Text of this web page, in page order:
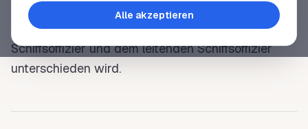
Bord
übernehmen kann. Der Schiffsoffizier ist
Angestellter einer Reederei, wobei zwischen dem
Schiffsoffizier und dem leitenden Schiffsoffizier
unterschieden wird.
Alle akzeptieren